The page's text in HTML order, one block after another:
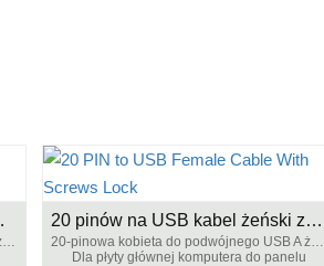
USB
20-pinowa kobieta do podwójnego USB A żeńska
20 pinów na USB kabel żeński z blokadą śrubową
20-pinowa kobieta do podwójnego USB A żeńska
Dla płyty głównej komputera do panelu